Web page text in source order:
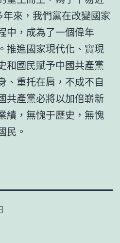
來，我們黨在改變國家
中，成為了一個偉年
推進國家現代化、實現
和國民賦予中國共產黨
、重托在肩，不成不自
共產黨必將以加倍嶄新
績，無愧于歷史，無愧
民。